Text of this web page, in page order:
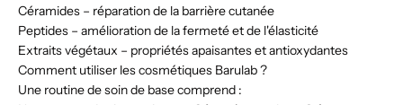
Céramides – réparation de la barrière cutanée
Peptides – amélioration de la fermeté et de l'élasticité
Extraits végétaux – propriétés apaisantes et antioxydantes
Comment utiliser les cosmétiques Barulab ?
Une routine de soin de base comprend :